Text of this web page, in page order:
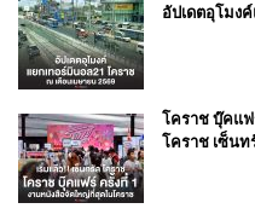
อัปเดตอุโมง
โคราช บุ๊คแ
โคราช เซ็นท